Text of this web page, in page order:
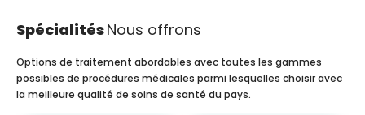
SpécialitésNous offrons
Options de traitement abordables avec toutes les gammes
possibles de procédures médicales parmi lesquelles choisir avec
la meilleure qualité de soins de santé du pays.